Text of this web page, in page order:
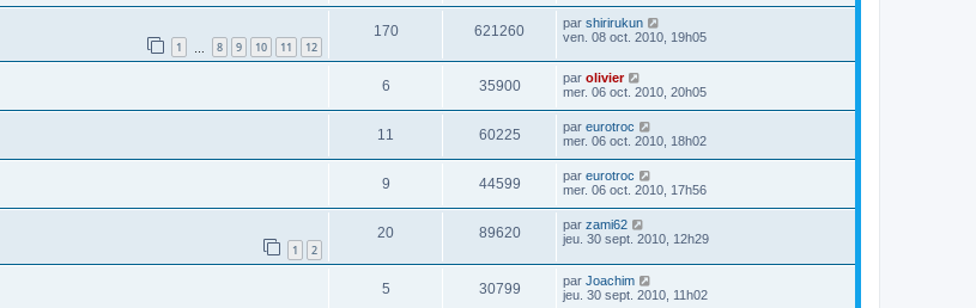
1 8 9 10 11 12
170 621260 par shirirukun
ven. 08 oct. 2010, 19h05
6 35900 par olivier
mer. 06 oct. 2010, 20h05
11 60225 par eurotroc
mer. 06 oct. 2010, 18h02
9 44599 par eurotroc
mer. 06 oct. 2010, 17h56
1 2
20 89620 par zami62
jeu. 30 sept. 2010, 12h29
5 30799 par Joachim
jeu. 30 sept. 2010, 11h02